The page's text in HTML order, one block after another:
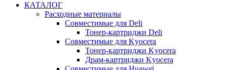
КАТАЛОГ
Расходные материалы
Совместимые для Deli
Тонер-картриджи Deli
Совместимые для Kyocera
Тонер-картриджи Kyocera
Драм-картриджи Kyocera